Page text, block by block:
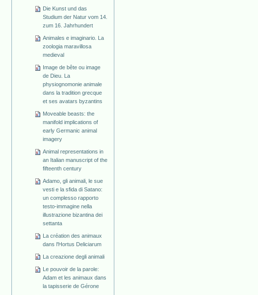
Die Kunst und das
Studium der Natur vom 14.
zum 16. Jahrhundert
Animales e imaginario. La
zoologia maravillosa
medieval
Image de bête ou image
de Dieu. La
physiognomonie animale
dans la tradition grecque
et ses avatars byzantins
Moveable beasts: the
manifold implications of
early Germanic animal
imagery
Animal representations in
an Italian manuscript of the
fifteenth century
Adamo, gli animali, le sue
vesti e la sfida di Satano:
un complesso rapporto
testo-immagine nella
illustrazione bizantina dei
settanta
La création des animaux
dans l'Hortus Deliciarum
La creazione degli animali
Le pouvoir de la parole:
Adam et les animaux dans
la tapisserie de Gérone